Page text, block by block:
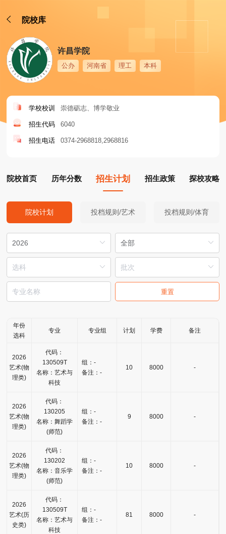
院校库
许昌学院
公办 河南省 理工 本科
学校校训 崇德砺志、博学敬业
招生代码 6040
招生电话 0374-2968818 2968816
院校首页 历年分数 招生计划 招生政策 探校攻略
院校计划 投档规则/艺术 投档规则/体育
重置
年份
选科
专业 专业组 计划 学费 备注
2026
艺术(物
理类)
代码：
130509T
名称：艺术与
科技
组：-
备注：-
10 8000 -
2026
艺术(物
理类)
代码：
130205
名称：舞蹈学
(师范)
组：-
备注：-
9 8000 -
2026
艺术(物
理类)
代码：
130202
名称：音乐学
(师范)
组：-
备注：-
10 8000 -
2026
艺术(历
史类)
代码：
130509T
名称：艺术与
科技
组：-
备注：-
81 8000 -